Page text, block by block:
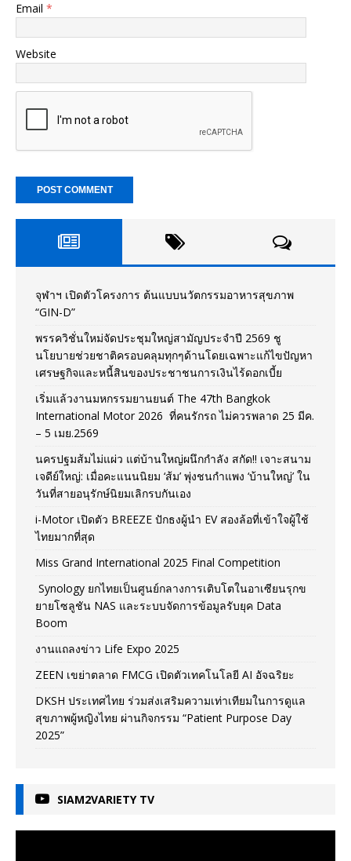
Email *
Website
จุฬาฯ เปิดตัวโครงการ ต้นแบบนวัตกรรมอาหารสุขภาพ
“GIN-D”
พรรควิชั่นใหม่จัดประชุมใหญ่สามัญประจำปี 2569 ชู
นโยบายช่วยชาติครอบคลุมทุกๆด้านโดยเฉพาะแก้ไขปัญหา
เศรษฐกิจและหนี้สินของประชาชนการเงินไร้ดอกเบี้ย
เริ่มแล้วงานมหกรรมยานยนต์ The 47th Bangkok
International Motor 2026 ที่คนรักรถ ไม่ควรพลาด 25 มีค.
– 5 เมย.2569
นครปฐมส้มไม่แผ่ว แต่บ้านใหญ่ผนึกกำลัง สกัด!! เจาะสนาม
เจดีย์ใหญ่: เมื่อคะแนนนิยม ‘ส้ม’ พุ่งชนกำแพง ‘บ้านใหญ่’ ใน
วันที่สายอนุรักษ์นิยมเลิกรบกันเอง
i-Motor เปิดตัว BREEZE ปักธงผู้นำ EV สองล้อที่เข้าใจผู้ใช้
ไทยมากที่สุด
Miss Grand International 2025 Final Competition
Synology ยกไทยเป็นศูนย์กลางการเติบโตในอาเซียนรุกข
ยายโซลูชัน NAS และระบบจัดการข้อมูลรับยุค Data
Boom
งานแถลงข่าว Life Expo 2025
ZEEN เขย่าตลาด FMCG เปิดตัวเทคโนโลยี AI อัจฉริยะ
DKSH ประเทศไทย ร่วมส่งเสริมความเท่าเทียมในการดูแล
สุขภาพผู้หญิงไทย ผ่านกิจกรรม “Patient Purpose Day
2025”
SIAM2VARIETY TV